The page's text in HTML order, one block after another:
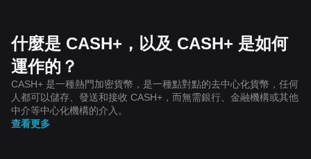
什麼是 CASH+，以及 CASH+ 是如何
運作的？
CASH+ 是一種熱門加密貨幣，是一種點對點的去中心化貨幣，任何
人都可以儲存、發送和接收 CASH+，而無需銀行、金融機構或其他
中介等中心化機構的介入。
查看更多